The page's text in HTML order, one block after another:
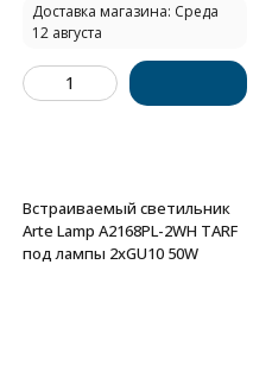
Доставка магазина: Среда
12 августа
Встраиваемый светильник
Arte Lamp A2168PL-2WH TARF
под лампы 2xGU10 50W